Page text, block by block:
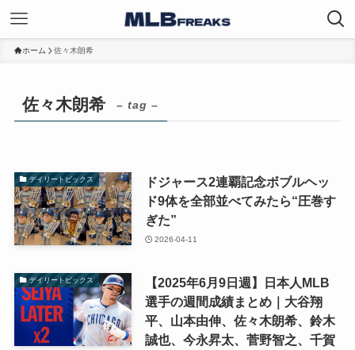
ホーム 佐々木朗希
佐々木朗希 – tag –
デイリートピックス
ドジャース2連覇記念ボブルヘッ
ド9体を全部並べてみたら“圧巻す
ぎた”
2026-04-11
デイリートピックス
【2025年6月9日週】日本人MLB
選手の週間成績まとめ｜大谷翔
平、山本由伸、佐々木朗希、鈴木
誠也、今永昇太、菅野智之、千賀